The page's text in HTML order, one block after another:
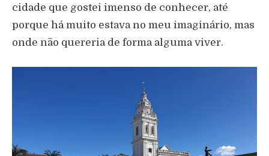
cidade que gostei imenso de conhecer, até
porque há muito estava no meu imaginário, mas
onde não quereria de forma alguma viver.